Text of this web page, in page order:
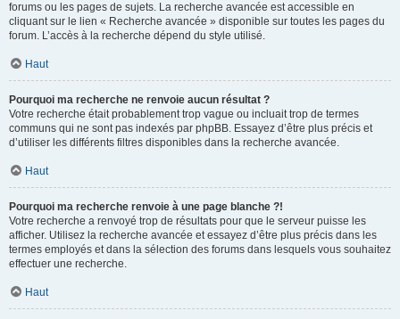
forums ou les pages de sujets. La recherche avancée est accessible en
cliquant sur le lien « Recherche avancée » disponible sur toutes les pages du
forum. L’accès à la recherche dépend du style utilisé.
Haut
Pourquoi ma recherche ne renvoie aucun résultat ?
Votre recherche était probablement trop vague ou incluait trop de termes
communs qui ne sont pas indexés par phpBB. Essayez d’être plus précis et
d’utiliser les différents filtres disponibles dans la recherche avancée.
Haut
Pourquoi ma recherche renvoie à une page blanche ?!
Votre recherche a renvoyé trop de résultats pour que le serveur puisse les
afficher. Utilisez la recherche avancée et essayez d’être plus précis dans les
termes employés et dans la sélection des forums dans lesquels vous souhaitez
effectuer une recherche.
Haut